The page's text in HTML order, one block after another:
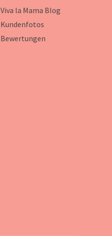
Viva la Mama Blog
Kundenfotos
Bewertungen